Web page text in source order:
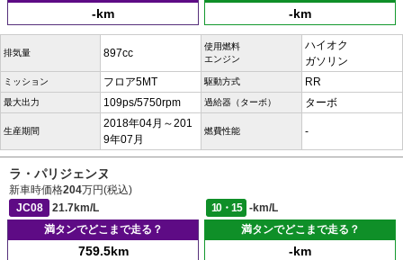
-km -km
排気量 897cc
使用燃料
エンジン
ハイオク
ガソリン
ミッション フロア5MT 駆動方式 RR
最大出力 109ps/5750rpm 過給器（ターボ） ターボ
生産期間
2018年04月～201
9年07月
燃費性能 -
ラ・パリジェンヌ
新車時価格204万円(税込)
JC08
21.7km/L 10・15
-km/L
満タンでどこまで走る？
759.5km
満タンでどこまで走る？
-km